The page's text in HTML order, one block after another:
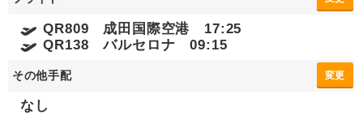
QR809 成田国際空港 17:25
QR138 バルセロナ 09:15
その他手配 変更
なし